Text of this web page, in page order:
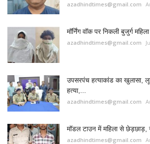
खेल
बिजनेस
वीडियो
azadhindtimes@gmail.com
मॉर्निंग वॉक पर निकली बुजुर्ग
azadhindtimes@gmail.com
उपसरपंच हत्याकांड का खुलासा,
हत्या,...
azadhindtimes@gmail.com
मॉडल टाउन में महिला से छेड़छाड़,
azadhindtimes@gmail.com